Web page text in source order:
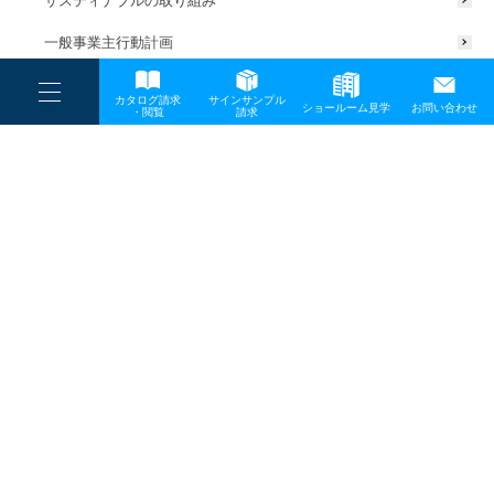
----
----
-
カタログ請求
・閲覧
サインサンプル
請求
ショールーム見学 お問い合わせ
一般事業主行動計画